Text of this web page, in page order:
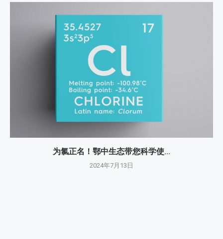
为氯正名！鄂中生态带您科学使...
2024年7月13日